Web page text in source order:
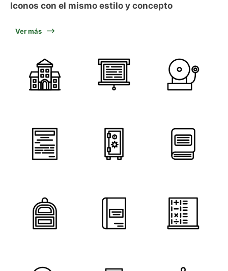
Iconos con el mismo estilo y concepto
Ver más